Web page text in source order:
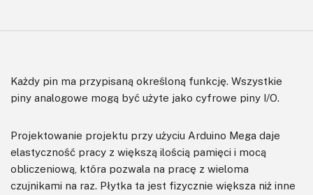
Każdy pin ma przypisaną określoną funkcję. Wszystkie
piny analogowe mogą być użyte jako cyfrowe piny I/O.
Projektowanie projektu przy użyciu Arduino Mega daje
elastyczność pracy z większą ilością pamięci i mocą
obliczeniową, która pozwala na pracę z wieloma
czujnikami na raz. Płytka ta jest fizycznie większa niż inne